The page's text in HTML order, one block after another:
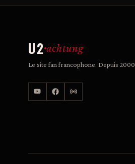
U2 achtung
Le site fan francophone. Depuis 2000